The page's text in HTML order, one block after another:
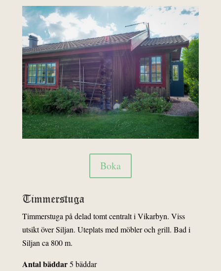
Boka
Timmerstuga
Timmerstuga på delad tomt centralt i Vikarbyn. Viss
utsikt över Siljan. Uteplats med möbler och grill. Bad i
Siljan ca 800 m.
Antal bäddar5 bäddar